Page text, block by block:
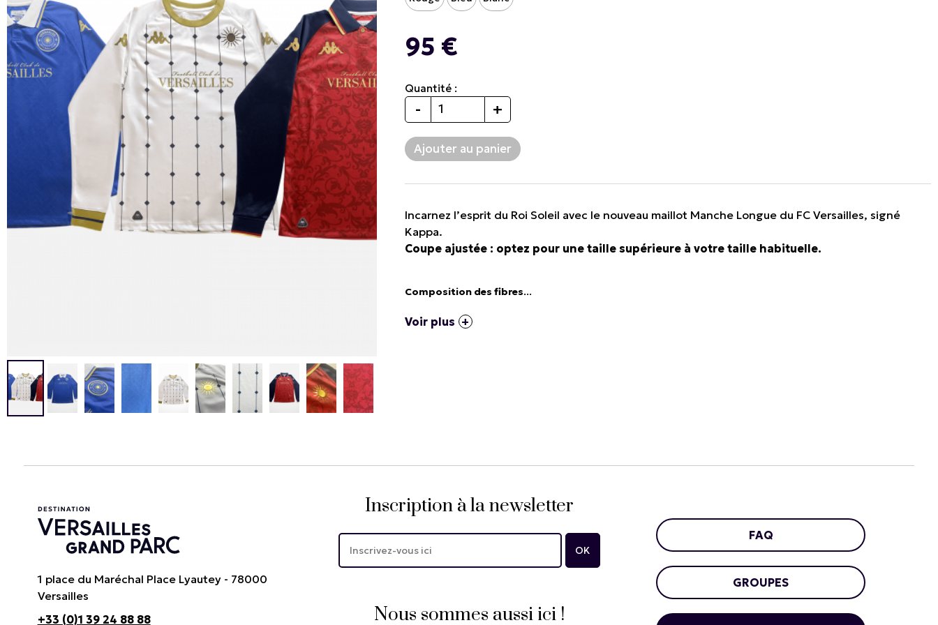
95 €
Quantité :
- +
Incarnez l’esprit du Roi Soleil avec le nouveau maillot Manche Longue du FC Versailles, signé
Kappa.
Coupe ajustée : optez pour une taille supérieure à votre taille habituelle.
Composition des fibres...
Voir plus
1 place du Maréchal Place Lyautey - 78000
Versailles
+33 (0)1 39 24 88 88
Inscription à la newsletter
Nous sommes aussi ici !
FAQ
GROUPES